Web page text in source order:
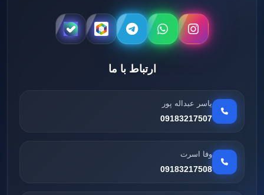
ارتباط با ما
یاسر عبداله پور
09183217507
وفا اسرت
09183217508